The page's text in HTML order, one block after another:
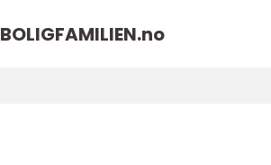
BOLIGFAMILIEN.no